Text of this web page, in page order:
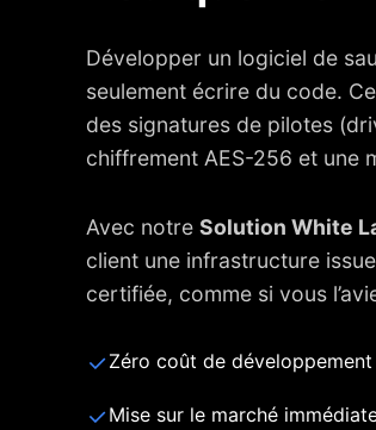
Développer un logiciel de
seulement écrire du code.
des signatures de pilotes
chiffrement AES-256 et une
Avec notre Solution White
client une infrastructure
certifiée, comme si vous
Zéro coût de développement
Mise sur le marché